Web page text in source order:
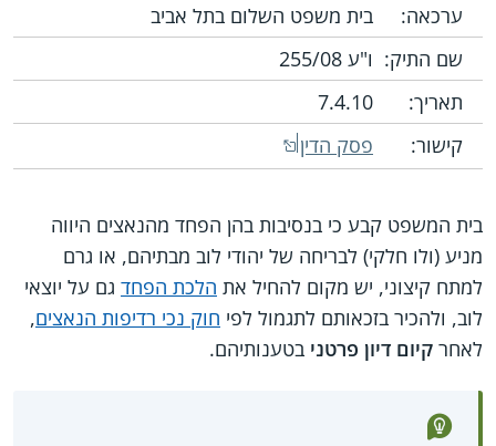
ערכאה:
בית משפט השלום בתל אביב
שם התיק: ו"ע 255/08
תאריך:
7.4.10
קישור:
פסק הדין
בית המשפט קבע כי בנסיבות בהן הפחד מהנאצים היווה
מניע (ולו חלקי) לבריחה של יהודי לוב מבתיהם, או גרם
למתח קיצוני, יש מקום להחיל את הלכת הפחד גם על יוצאי
לוב, ולהכיר בזכאותם לתגמול לפי חוק נכי רדיפות הנאצים,
לאחר קיום דיון פרטני בטענותיהם.